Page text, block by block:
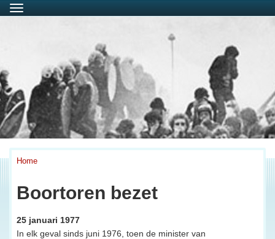
Menu
Home
Boortoren bezet
25 januari 1977
In elk geval sinds juni 1976, toen de minister van